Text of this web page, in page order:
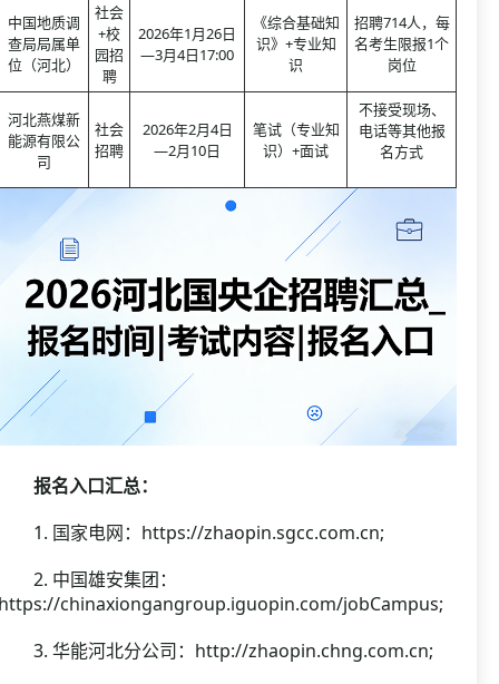
中国地质调
查局局属单
位（河北）
社会
+校
园招
聘
2026年1月26日
—3月4日17:00
《综合基础知
识》+专业知
识
招聘714人，每
名考生限报1个
岗位
河北燕煤新
能源有限公
司
社会
招聘
2026年2月4日
—2月10日
笔试（专业知
识）+面试
不接受现场、
电话等其他报
名方式
名入口汇总：
国家电网：https://zhaopin.sgcc.com.cn;
中国雄安集团：
chinaxiongangroup.iguopin.com/jobCampus;
华能河北分公司：http://zhaopin.chng.com.cn;